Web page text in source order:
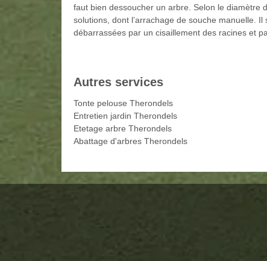
faut bien dessoucher un arbre. Selon le diamètre
solutions, dont l’arrachage de souche manuelle.
débarrassées par un cisaillement des racines et
Autres services
Tonte pelouse Therondels
Entretien jardin Therondels
Etetage arbre Therondels
Abattage d'arbres Therondels